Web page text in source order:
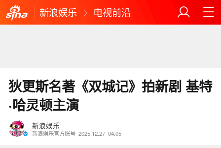
新浪娱乐 电视前沿
狄更斯名著《双城记》拍新剧 基特
·哈灵顿主演
新浪娱乐
新浪娱乐官方账号 2025.12.27 04:05